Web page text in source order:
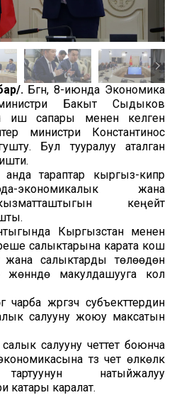
. Бүгүн, 8-июнда Экономика
Бакыт Сыдыков
иш сапары менен келген
министри Константинос
Бул тууралуу аталган
тараптар кыргыз-кипр
экономикалык жана
кеңейтүү
Кыргызстан менен
салыктарына карата кош
жана салыктарды төлөөдөн
жөнүндө макулдашууга кол
жүргүзүүчү субъекттердин
салууну жоюу максатын
салууну четтетүү боюнча
түз чет өлкөлүк
натыйжалуу
катары каралат.